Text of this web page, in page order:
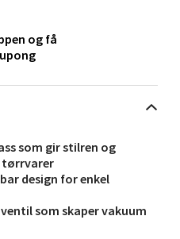
som gir stilren og
tørrvarer
design for enkel
som skaper vakuum
og få
Velg
Malmporten